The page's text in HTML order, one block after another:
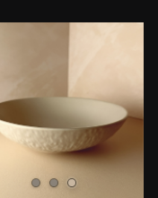
استفاده طولانی‌مدت شما
می‌تواند گزینه‌ای قابل
انتخاب ساده در کالای
دهد. شاید وقت آن
کمی توجه بیشتری نشان